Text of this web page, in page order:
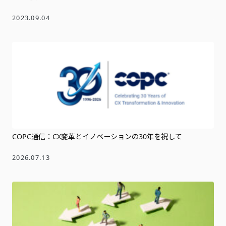
2023.09.04
COPC通信：CX変革とイノベーションの30年を祝して
2026.07.13